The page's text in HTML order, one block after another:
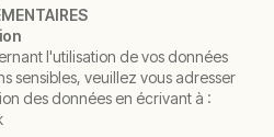
l'utilisation de vos données
sensibles, veuillez vous adresser
des données en écrivant à :